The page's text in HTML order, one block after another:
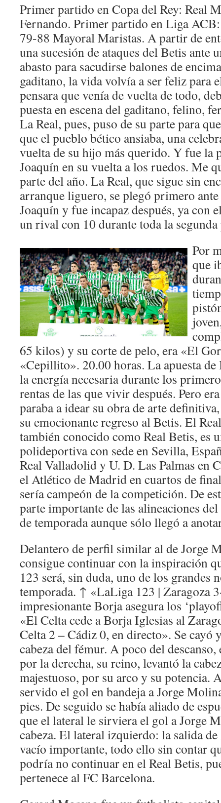
Primer partido en Copa del Rey: Real
Fernando. Primer partido en Liga
79-88 Mayoral Maristas. A partir de
una sucesión de ataques del Betis ante
abasto para sacudirse balones de
gaditano, la vida volvía a ser feliz para
pensara que venía de vuelta de todo,
puesta en escena del gaditano, felino,
La Real, pues, puso de su parte para
que el pueblo bético ansiaba, una
vuelta de su hijo más querido. Y fue la
Joaquín en su vuelta a los ruedos. Me
parte del año. La Real, que sigue sin
arranque liguero, se plegó primero
Joaquín y fue incapaz después, ya con
un rival con 10 durante toda la segunda
Por
que
65 kilos) y su corte de pelo, era «El
«Cepillito». 20.00 horas. La apuesta de
la energía necesaria durante los
rentas de las que vivir después. Pero
paraba a idear su obra de arte
su emocionante regreso al Betis. El
también conocido como Real Betis, es
polideportiva con sede en Sevilla,
Real Valladolid y U. D. Las Palmas en
el Atlético de Madrid en cuartos de
sería campeón de la competición. De
parte importante de las alineaciones
de temporada aunque sólo llegó a
Delantero de perfil similar al de Jorge
consigue continuar con la inspiración
123 será, sin duda, uno de los grandes
temporada. ↑ «LaLiga 123 | Zaragoza
impresionante Borja asegura los
«El Celta cede a Borja Iglesias al
Celta 2 – Cádiz 0, en directo». Se cayó
cabeza del fémur. A poco del
por la derecha, su reino, levantó la
majestuoso, por su arco y su potencia.
servido el gol en bandeja a Jorge
pies. De seguido se había aliado de
que el lateral le sirviera el gol a Jorge
cabeza. El lateral izquierdo: la salida
vacío importante, todo ello sin contar
podría no continuar en el Real Betis,
pertenece al FC Barcelona.